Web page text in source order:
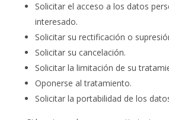
Solicitar el acceso a los datos
interesado.
Solicitar su rectificación o
Solicitar su cancelación.
Solicitar la limitación de su
Oponerse al tratamiento.
Solicitar la portabilidad de los